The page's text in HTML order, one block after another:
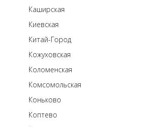
Каширская
Киевская
Китай-Город
Кожуховская
Коломенская
Комсомольская
Коньково
Коптево